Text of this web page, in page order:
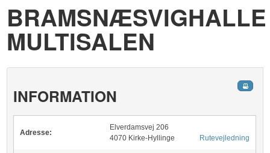
MULTISALEN
INFORMATION
Adresse:
Elverdamsvej 206
4070 Kirke-Hyllinge
Rutevejledning